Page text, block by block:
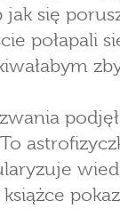
jak się
połapali